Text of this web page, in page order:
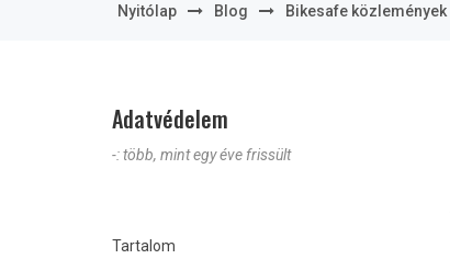
Nyitólap blog Bikesafe közlemények
Adatvédelem
-: több, mint egy éve frissült
Tartalom